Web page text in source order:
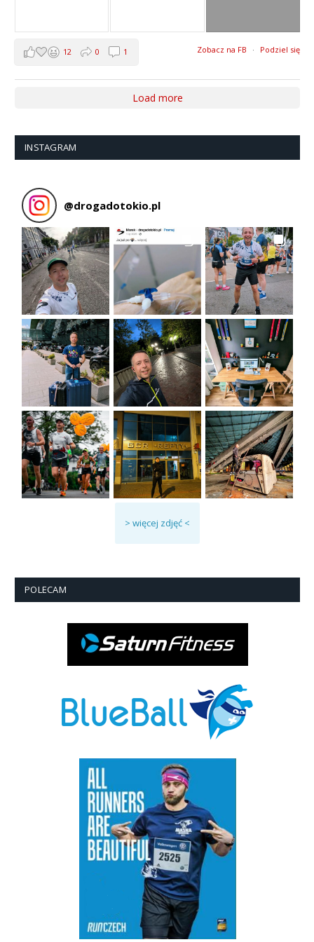
Zobacz na FB · Podziel się
12 0 1
Load more
INSTAGRAM
@drogadotokio.pl
> więcej zdjęć <
POLECAM